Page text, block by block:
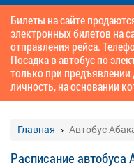
Билеты на сайте
электронных билетов на
отправления рейса.
Посадка в автобус по
только при
личность, на основании
Главная Автобус
Расписание